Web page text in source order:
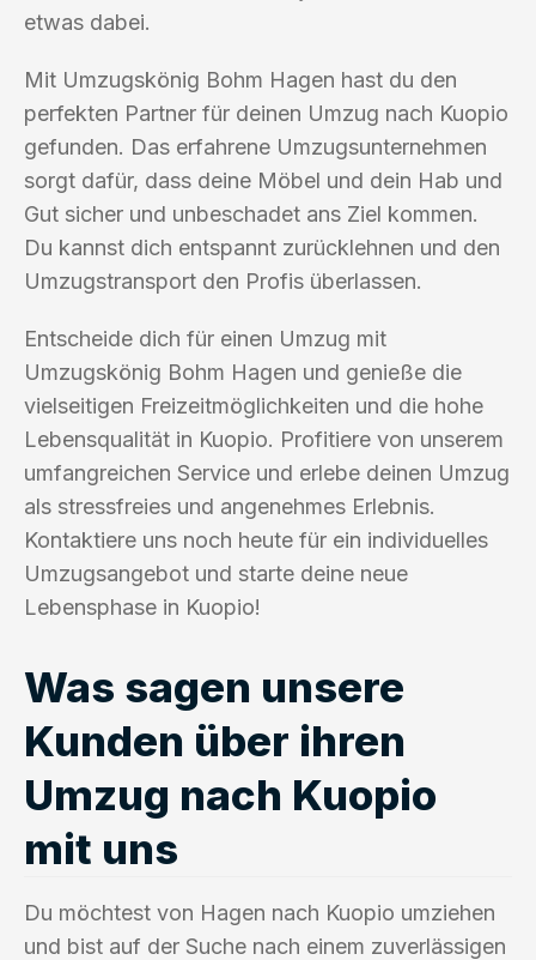
etwas dabei.
Mit Umzugskönig Bohm Hagen hast du den
perfekten Partner für deinen Umzug nach Kuopio
gefunden. Das erfahrene Umzugsunternehmen
sorgt dafür, dass deine Möbel und dein Hab und
Gut sicher und unbeschadet ans Ziel kommen.
Du kannst dich entspannt zurücklehnen und den
Umzugstransport den Profis überlassen.
Entscheide dich für einen Umzug mit
Umzugskönig Bohm Hagen und genieße die
vielseitigen Freizeitmöglichkeiten und die hohe
Lebensqualität in Kuopio. Profitiere von unserem
umfangreichen Service und erlebe deinen Umzug
als stressfreies und angenehmes Erlebnis.
Kontaktiere uns noch heute für ein individuelles
Umzugsangebot und starte deine neue
Lebensphase in Kuopio!
Was sagen unsere
Kunden über ihren
Umzug nach Kuopio
mit uns
Du möchtest von Hagen nach Kuopio umziehen
und bist auf der Suche nach einem zuverlässigen